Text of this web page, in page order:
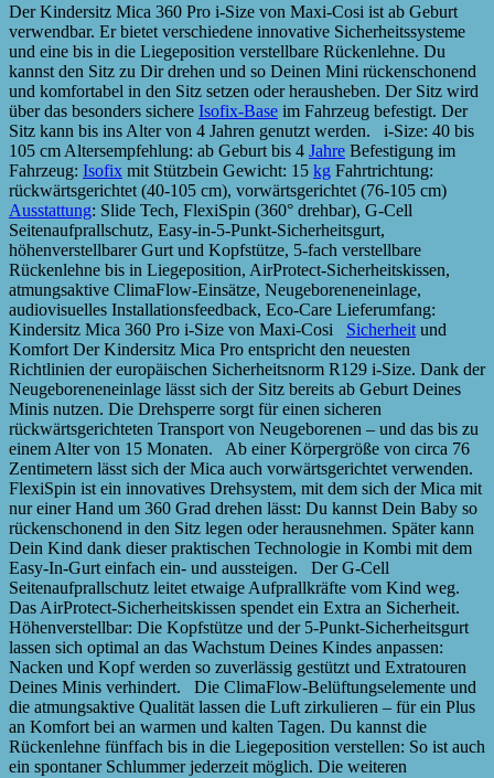
Der Kindersitz Mica 360 Pro i-Size von Maxi-Cosi ist ab Geburt
verwendbar. Er bietet verschiedene innovative Sicherheitssysteme
und eine bis in die Liegeposition verstellbare Rückenlehne. Du
kannst den Sitz zu Dir drehen und so Deinen Mini rückenschonend
und komfortabel in den Sitz setzen oder herausheben. Der Sitz wird
über das besonders sichere Isofix-Base im Fahrzeug befestigt. Der
Sitz kann bis ins Alter von 4 Jahren genutzt werden. i-Size: 40 bis
105 cm Altersempfehlung: ab Geburt bis 4 Jahre Befestigung im
Fahrzeug: Isofix mit Stützbein Gewicht: 15 kg Fahrtrichtung:
rückwärtsgerichtet (40-105 cm), vorwärtsgerichtet (76-105 cm)
Ausstattung: Slide Tech, FlexiSpin (360° drehbar), G-Cell
Seitenaufprallschutz, Easy-in-5-Punkt-Sicherheitsgurt,
höhenverstellbarer Gurt und Kopfstütze, 5-fach verstellbare
Rückenlehne bis in Liegeposition, AirProtect-Sicherheitskissen,
atmungsaktive ClimaFlow-Einsätze, Neugeboreneneinlage,
audiovisuelles Installationsfeedback, Eco-Care Lieferumfang:
Kindersitz Mica 360 Pro i-Size von Maxi-Cosi Sicherheit und
Komfort Der Kindersitz Mica Pro entspricht den neuesten
Richtlinien der europäischen Sicherheitsnorm R129 i-Size. Dank der
Neugeboreneneinlage lässt sich der Sitz bereits ab Geburt Deines
Minis nutzen. Die Drehsperre sorgt für einen sicheren
rückwärtsgerichteten Transport von Neugeborenen – und das bis zu
einem Alter von 15 Monaten. Ab einer Körpergröße von circa 76
Zentimetern lässt sich der Mica auch vorwärtsgerichtet verwenden.
FlexiSpin ist ein innovatives Drehsystem, mit dem sich der Mica mit
nur einer Hand um 360 Grad drehen lässt: Du kannst Dein Baby so
rückenschonend in den Sitz legen oder herausnehmen. Später kann
Dein Kind dank dieser praktischen Technologie in Kombi mit dem
Easy-In-Gurt einfach ein- und aussteigen. Der G-Cell
Seitenaufprallschutz leitet etwaige Aufprallkräfte vom Kind weg.
Das AirProtect-Sicherheitskissen spendet ein Extra an Sicherheit.
Höhenverstellbar: Die Kopfstütze und der 5-Punkt-Sicherheitsgurt
lassen sich optimal an das Wachstum Deines Kindes anpassen:
Nacken und Kopf werden so zuverlässig gestützt und Extratouren
Deines Minis verhindert. Die ClimaFlow-Belüftungselemente und
die atmungsaktive Qualität lassen die Luft zirkulieren – für ein Plus
an Komfort bei an warmen und kalten Tagen. Du kannst die
Rückenlehne fünffach bis in die Liegeposition verstellen: So ist auch
ein spontaner Schlummer jederzeit möglich. Die weiteren